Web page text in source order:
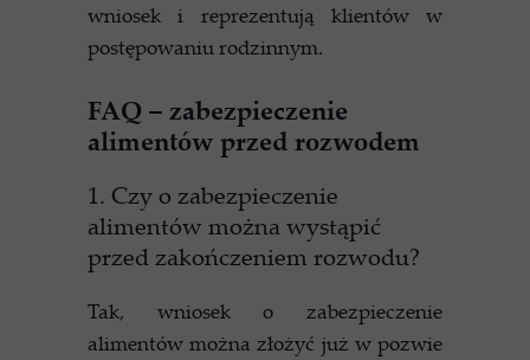
wniosek i reprezentują klientów w
postępowaniu rodzinnym.
FAQ – zabezpieczenie
alimentów przed rozwodem
1. Czy o zabezpieczenie
alimentów można wystąpić
przed zakończeniem rozwodu?
Tak, wniosek o zabezpieczenie
alimentów można złożyć już w pozwie